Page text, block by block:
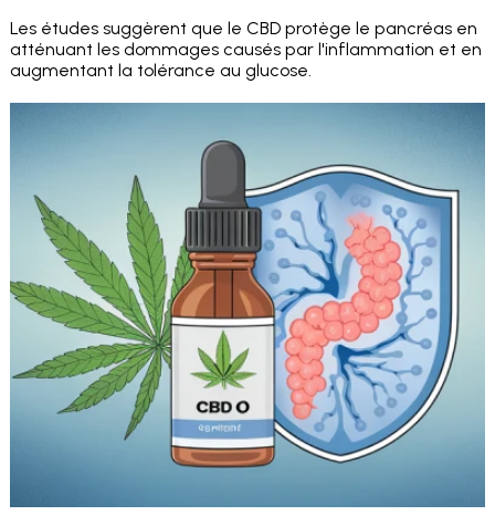
Les études suggèrent que le CBD protège le pancréas en
atténuant les dommages causés par l'inflammation et en
augmentant la tolérance au glucose.